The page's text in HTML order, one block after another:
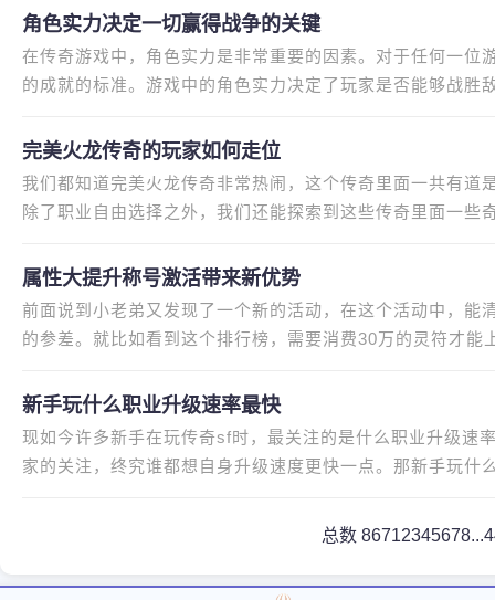
角色实力决定一切赢得战争的关键
在传奇游戏中，角色实力是非常重要的因素。对于任何一
的成就的标准。游戏中的角色实力决定了玩家是否能够战胜
完美火龙传奇的玩家如何走位
我们都知道完美火龙传奇非常热闹，这个传奇里面一共有
除了职业自由选择之外，我们还能探索到这些传奇里面一
属性大提升称号激活带来新优势
前面说到小老弟又发现了一个新的活动，在这个活动中，
的参差。就比如看到这个排行榜，需要消费30万的灵符才
新手玩什么职业升级速率最快
现如今许多新手在玩传奇sf时，最关注的是什么职业升级速
家的关注，终究谁都想自身升级速度更快一点。那新手玩
总数 86712345678